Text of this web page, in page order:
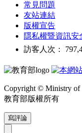
常見問題
友站連結
版權宣告
隱私權暨資訊安
訪客人次：
Copyright © Ministry of
教育部版權所有
寫評論